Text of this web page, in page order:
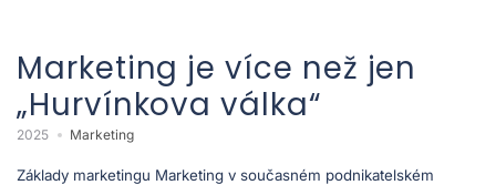
Marketing je více než jen
„Hurvínkova válka“
2025 Marketing
Základy marketingu Marketing v současném podnikatelském